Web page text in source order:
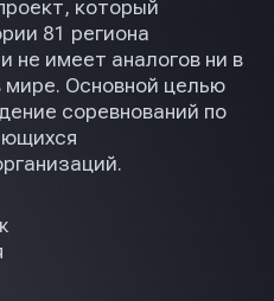
который
81 региона
не имеет аналогов ни в
мире. Основной целью
соревнований по